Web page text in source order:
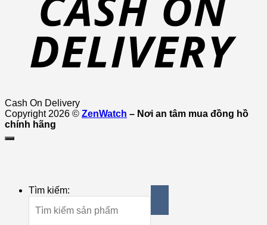
Cash On Delivery
Copyright 2026 © ZenWatch – Nơi an tâm mua đồng hồ
chính hãng
Tìm kiếm: